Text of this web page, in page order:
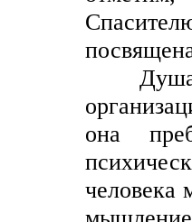
Душа
она
человека